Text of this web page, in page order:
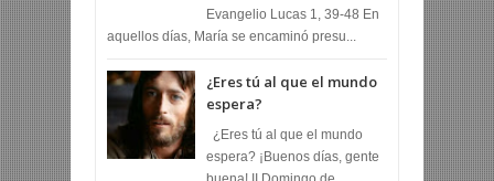
Evangelio Lucas 1, 39-48 En
aquellos días, María se encaminó presu...
¿Eres tú al que el mundo
espera?
¿Eres tú al que el mundo
espera? ¡Buenos días, gente